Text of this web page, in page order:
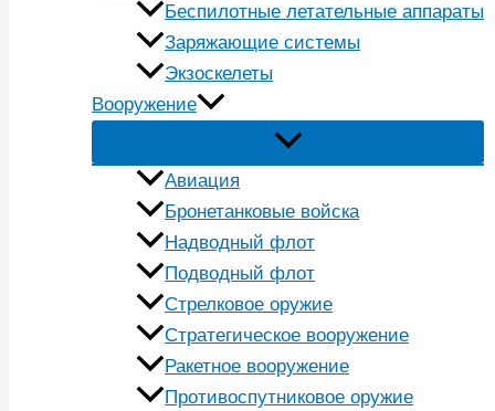
Беспилотные летательные аппараты
Заряжающие системы
Экзоскелеты
Вооружение
Авиация
Бронетанковые войска
Надводный флот
Подводный флот
Стрелковое оружие
Стратегическое вооружение
Ракетное вооружение
Противоспутниковое оружие